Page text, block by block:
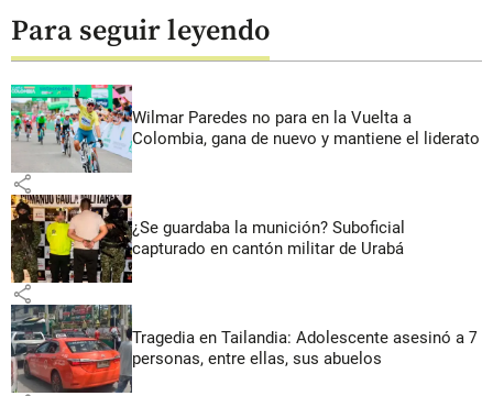
Para seguir leyendo
Wilmar Paredes no para en la Vuelta a
Colombia, gana de nuevo y mantiene el liderato
share
¿Se guardaba la munición? Suboficial
capturado en cantón militar de Urabá
share
Tragedia en Tailandia: Adolescente asesinó a 7
personas, entre ellas, sus abuelos